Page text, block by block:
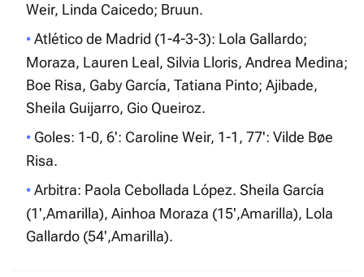
Weir, Linda Caicedo; Bruun.
Atlético de Madrid (1-4-3-3): Lola Gallardo;
Moraza, Lauren Leal, Silvia Lloris, Andrea Medina;
Boe Risa, Gaby García, Tatiana Pinto; Ajibade,
Sheila Guijarro, Gio Queiroz.
Goles: 1-0, 6': Caroline Weir, 1-1, 77': Vilde Bøe
Risa.
Arbitra: Paola Cebollada López. Sheila García
(1',Amarilla), Ainhoa Moraza (15',Amarilla), Lola
Gallardo (54',Amarilla).